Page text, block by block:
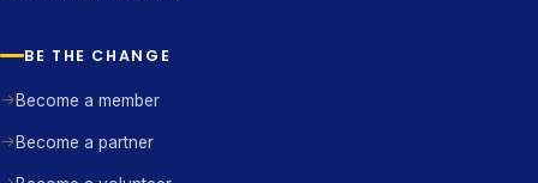
BE THE CHANGE
Become a member
Become a partner